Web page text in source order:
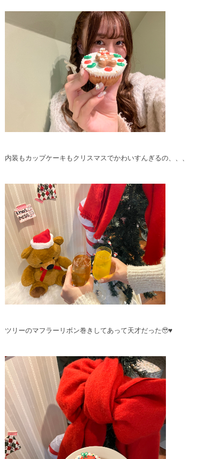
内装もカップケーキもクリスマスでかわいすんぎるの、、、
ツリーのマフラーリボン巻きしてあって天才だった🥹♥